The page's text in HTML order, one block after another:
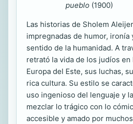
pueblo (1900)
Las historias de Sholem
impregnadas de humor, ironía
sentido de la humanidad. A
retrató la vida de los judíos en
Europa del Este, sus luchas,
rica cultura. Su estilo se
uso ingenioso del lenguaje y
mezclar lo trágico con lo
accesible y amado por